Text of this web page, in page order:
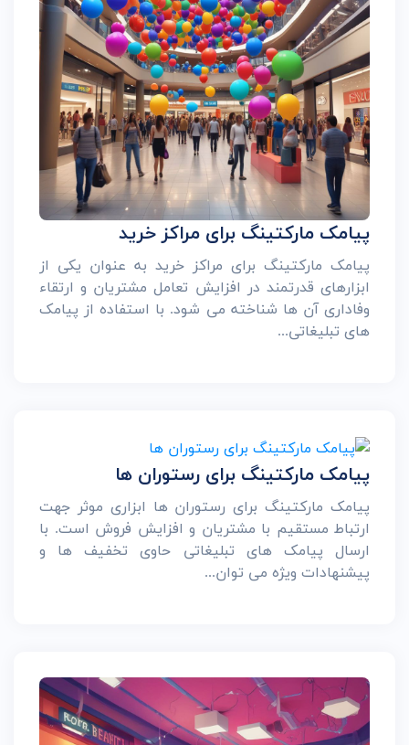
پیامک مارکتینگ برای مراکز خرید
پیامک مارکتینگ برای مراکز خرید به عنوان یکی از
ابزارهای قدرتمند در افزایش تعامل مشتریان و ارتقاء
وفاداری آن ها شناخته می شود. با استفاده از پیامک
های تبلیغاتی...
پیامک مارکتینگ برای رستوران ها
پیامک مارکتینگ برای رستوران ها ابزاری موثر جهت
ارتباط مستقیم با مشتریان و افزایش فروش است. با
ارسال پیامک های تبلیغاتی حاوی تخفیف ها و
پیشنهادات ویژه می توان...